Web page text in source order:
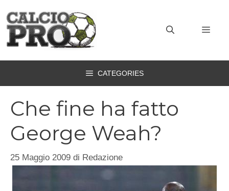
contenuto
CATEGORIES
Che fine ha fatto
George Weah?
25 Maggio 2009 di Redazione